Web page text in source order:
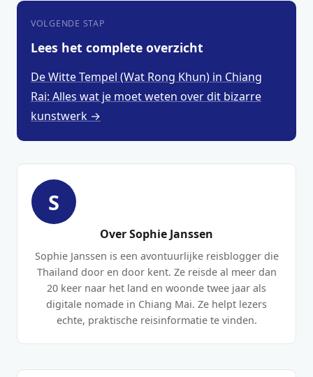
VOLGENDE STAP
Lees het complete overzicht
De Witte Tempel (Wat Rong Khun) in Chiang
Rai: Alles wat je moet weten over dit bizarre
kunstwerk →
S
Over Sophie Janssen
Sophie Janssen is een avontuurlijke reisblogger die
Thailand door en door kent. Ze reisde al meer dan
20 keer naar het land en woonde twee jaar als
digitale nomade in Chiang Mai. Ze helpt lezers
echte, praktische reisinformatie te vinden.